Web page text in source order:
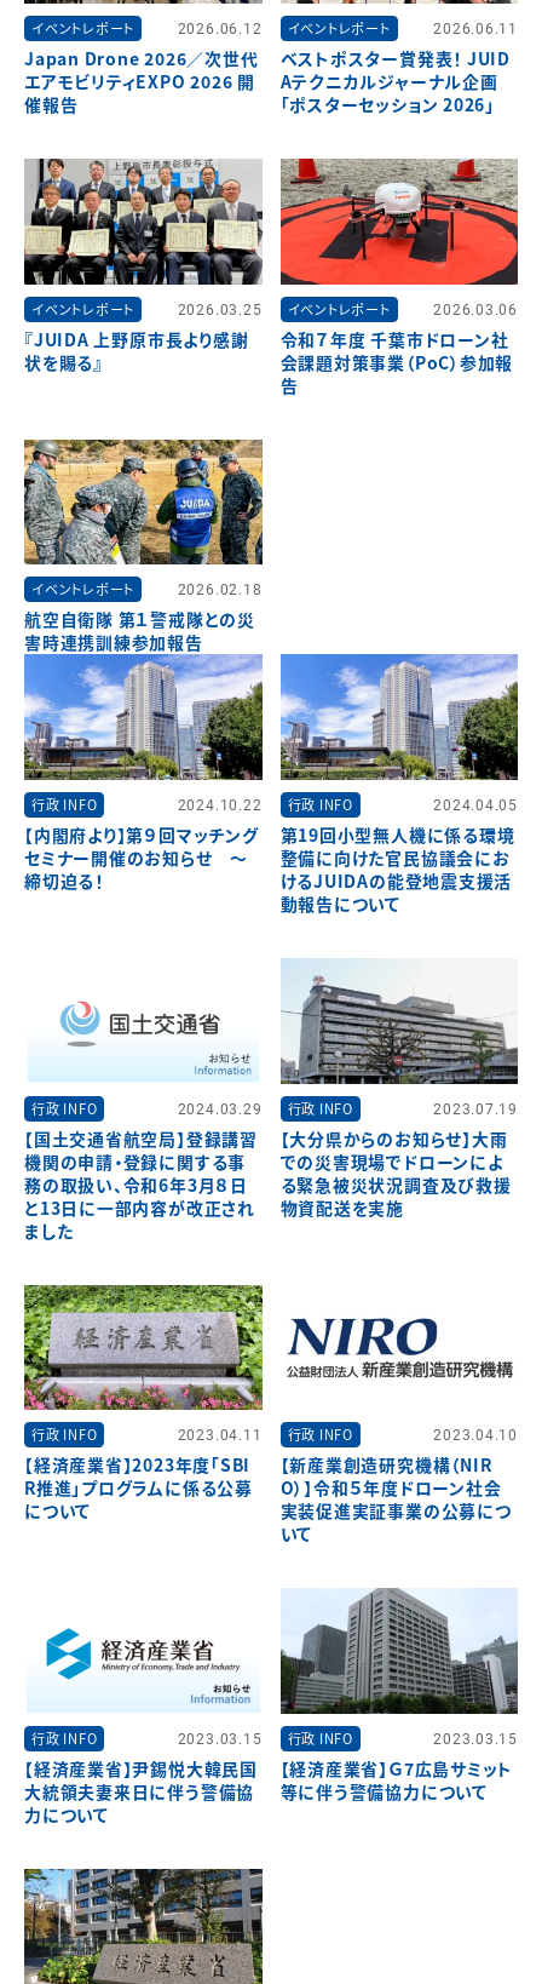
イベントレポート 2026.06.12
Japan Drone 2026／次世代
エアモビリティEXPO 2026 開
催報告
イベントレポート 2026.06.11
ベストポスター賞発表！ JUID
Aテクニカルジャーナル企画
「ポスターセッション 2026」
イベントレポート 2026.03.25
『JUIDA 上野原市長より感謝
状を賜る』
イベントレポート 2026.03.06
令和７年度 千葉市ドローン社
会課題対策事業（PoC）参加報
告
イベントレポート 2026.02.18
航空自衛隊 第１警戒隊との災
害時連携訓練参加報告
行政 INFO 2024.10.22
【内閣府より】第９回マッチング
セミナー開催のお知らせ ～
締切迫る！
行政 INFO 2024.04.05
第19回小型無人機に係る環境
整備に向けた官民協議会にお
けるJUIDAの能登地震支援活
動報告について
行政 INFO 2024.03.29
【国土交通省航空局】登録講習
機関の申請・登録に関する事
務の取扱い、令和6年3月８日
と13日に一部内容が改正され
ました
行政 INFO 2023.07.19
【大分県からのお知らせ】大雨
での災害現場でドローンによ
る緊急被災状況調査及び救援
物資配送を実施
行政 INFO 2023.04.11
【経済産業省】2023年度「SBI
R推進」プログラムに係る公募
について
行政 INFO 2023.04.10
【新産業創造研究機構（NIR
O）】令和５年度ドローン社会
実装促進実証事業の公募につ
いて
行政 INFO 2023.03.15
【経済産業省】尹錫悦大韓民国
大統領夫妻来日に伴う警備協
力について
行政 INFO 2023.03.15
【経済産業省】Ｇ7広島サミット
等に伴う警備協力について